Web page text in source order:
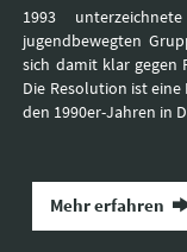
1993
jugendbewegten
sich damit klar gegen
Die Resolution ist
den 1990er-Jahren in
Mehr erfahren